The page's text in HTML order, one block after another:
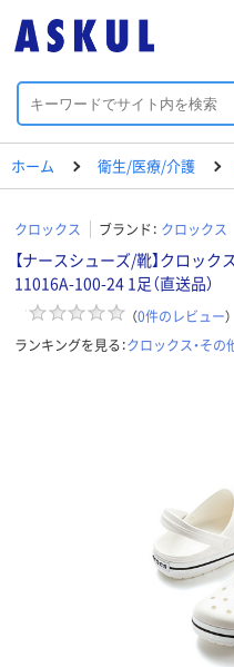
ホーム 衛生/医療/介護
クロックス ブランド： クロックス
【ナースシューズ/靴】クロッ
11016A-100-24 1足（直送品）
（0件のレビュー）
ランキングを見る：クロックス・その